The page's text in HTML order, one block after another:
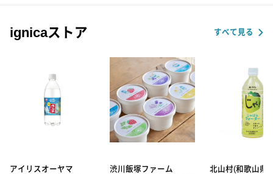
ignicaストア すべて見る
アイリスオーヤマ 渋川飯塚ファーム 北山村(和歌山県)